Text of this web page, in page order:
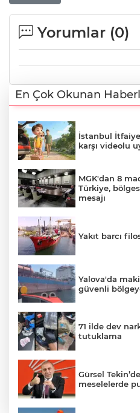
Yorumlar (0)
En Çok Okunan
İstanbul
karşı videolu
MGK'dan 8
Türkiye,
mesajı
Yakıt barcı
Yalova'da
güvenli
71 ilde dev
tutuklama
Gürsel
meselelerde